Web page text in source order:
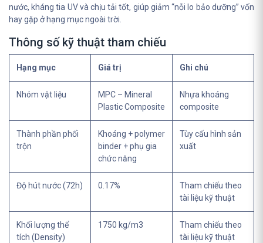
nước, kháng tia UV và chịu tải tốt, giúp giảm “nỗi lo bảo dưỡng” vốn
hay gặp ở hạng mục ngoài trời.
Thông số kỹ thuật tham chiếu
Hạng mục Giá trị Ghi chú
Nhóm vật liệu
MPC – Mineral
Plastic Composite
Nhựa khoáng
composite
Thành phần phối
trộn
Khoáng + polymer
binder + phụ gia
chức năng
Tùy cấu hình sản
xuất
Độ hút nước (72h) 0.17%
Tham chiếu theo
tài liệu kỹ thuật
Khối lượng thể
tích (Density)
1750 kg/m3
Tham chiếu theo
tài liệu kỹ thuật